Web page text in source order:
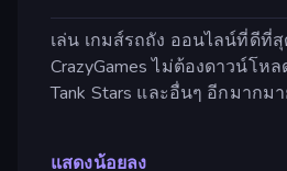
เล่น เกมส์รถถัง ออนไลน์ที่ดีที่
CrazyGames ไม่ต้องดาวน์โห
Tank Stars และอื่นๆ อีกมากม
แสดงน้อยลง